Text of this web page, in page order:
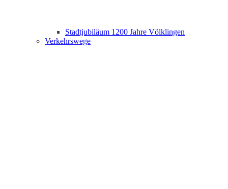
Stadtjubiläum 1200 Jahre Völklingen
Verkehrswege